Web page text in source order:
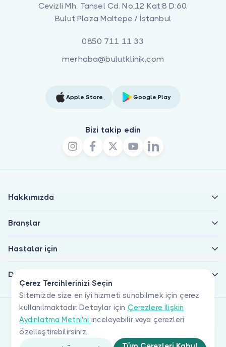
Çerez Tercihlerinizi Seçin
Sitemizde size en iyi hizmeti sunabilmek için çerez
kullanılmaktadır. Detaylar için Çerezlere İlişkin
Aydınlatma Metni'ni inceleyebilir veya çerezleri
özelleştirebilirsiniz.
Cevizli Mh. Tansel Cd. No:12 Kat:8 D:60,
Bulut Plaza Maltepe / İstanbul
0850 711 11 33
merhaba@bulutklinik.com
Apple Store Google Play
Bizi takip edin
Hakkımızda
Branşlar
Hastalar için
Doktorlar için